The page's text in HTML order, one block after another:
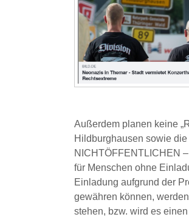
Außerdem planen keine
Hildburghausen sowie
NICHTÖFFENTLICHEN
für Menschen ohne
Einladung aufgrund der
gewähren können,
stehen, bzw. wird es